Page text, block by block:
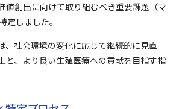
値創出に向けて取り組むべき重要課題（マ
定しました。
、社会環境の変化に応じて継続的に見直
と、より良い生殖医療への貢献を目指す指